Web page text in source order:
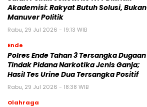
Akademisi: Rakyat Butuh Solusi, Bukan
Manuver Politik
Rabu, 29 Jul 2026 - 19:13 WIB
Ende
Polres Ende Tahan 3 Tersangka Dugaan
Tindak Pidana Narkotika Jenis Ganja;
Hasil Tes Urine Dua Tersangka Positif
Rabu, 29 Jul 2026 - 18:38 WIB
Olahraga